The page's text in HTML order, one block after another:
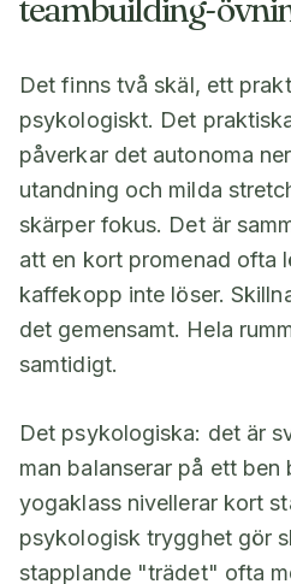
Det finns två skäl, ett
psykologiskt. Det
påverkar det autonoma
utandning och milda
skärper fokus. Det är
att en kort promenad ofta
kaffekopp inte löser.
det gemensamt. Hela
samtidigt.
Det psykologiska: det är
man balanserar på ett ben
yogaklass nivellerar kort
psykologisk trygghet gör
stapplande "trädet" ofta